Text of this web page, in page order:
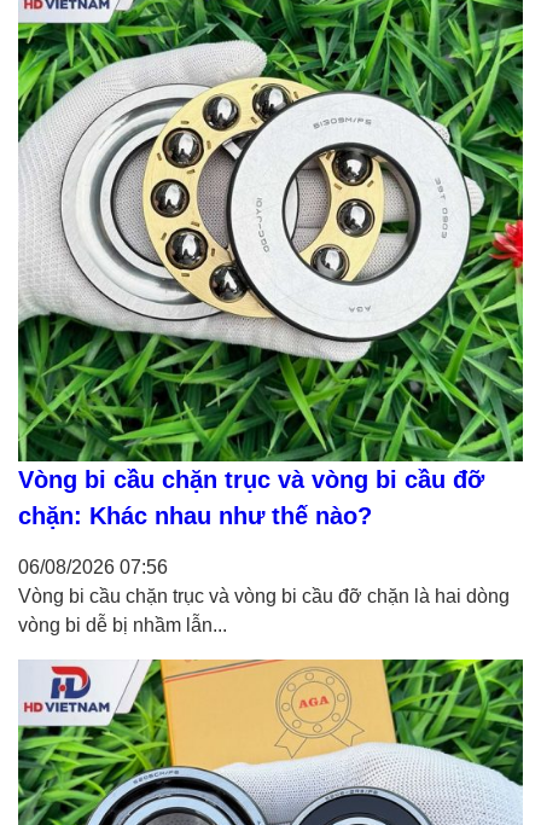
Vòng bi cầu chặn trục và vòng bi cầu đỡ
chặn: Khác nhau như thế nào?
06/08/2026 07:56
Vòng bi cầu chặn trục và vòng bi cầu đỡ chặn là hai dòng
vòng bi dễ bị nhầm lẫn...